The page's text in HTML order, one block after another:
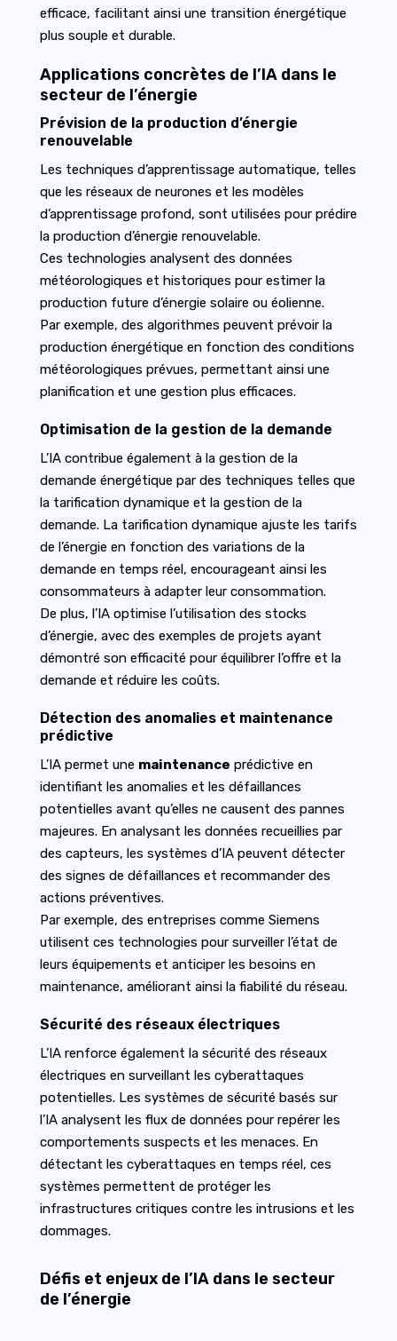
efficace, facilitant ainsi une transition énergétique
plus souple et durable.
Applications concrètes de l’IA dans le
secteur de l’énergie
Prévision de la production d’énergie
renouvelable
Les techniques d’apprentissage automatique, telles
que les réseaux de neurones et les modèles
d’apprentissage profond, sont utilisées pour prédire
la production d’énergie renouvelable.
Ces technologies analysent des données
météorologiques et historiques pour estimer la
production future d’énergie solaire ou éolienne.
Par exemple, des algorithmes peuvent prévoir la
production énergétique en fonction des conditions
météorologiques prévues, permettant ainsi une
planification et une gestion plus efficaces.
Optimisation de la gestion de la demande
L’IA contribue également à la gestion de la
demande énergétique par des techniques telles que
la tarification dynamique et la gestion de la
demande. La tarification dynamique ajuste les tarifs
de l’énergie en fonction des variations de la
demande en temps réel, encourageant ainsi les
consommateurs à adapter leur consommation.
De plus, l’IA optimise l’utilisation des stocks
d’énergie, avec des exemples de projets ayant
démontré son efficacité pour équilibrer l’offre et la
demande et réduire les coûts.
Détection des anomalies et maintenance
prédictive
L’IA permet une maintenance prédictive en
identifiant les anomalies et les défaillances
potentielles avant qu’elles ne causent des pannes
majeures. En analysant les données recueillies par
des capteurs, les systèmes d’IA peuvent détecter
des signes de défaillances et recommander des
actions préventives.
Par exemple, des entreprises comme Siemens
utilisent ces technologies pour surveiller l’état de
leurs équipements et anticiper les besoins en
maintenance, améliorant ainsi la fiabilité du réseau.
Sécurité des réseaux électriques
L’IA renforce également la sécurité des réseaux
électriques en surveillant les cyberattaques
potentielles. Les systèmes de sécurité basés sur
l’IA analysent les flux de données pour repérer les
comportements suspects et les menaces. En
détectant les cyberattaques en temps réel, ces
systèmes permettent de protéger les
infrastructures critiques contre les intrusions et les
dommages.
Défis et enjeux de l’IA dans le secteur
de l’énergie